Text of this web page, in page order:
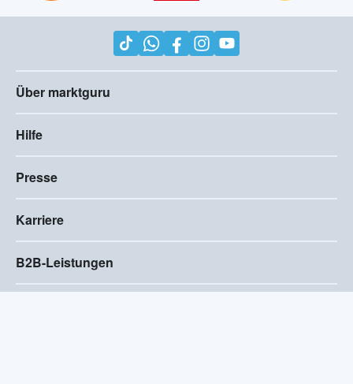
Über marktguru
Hilfe
Presse
Karriere
B2B-Leistungen